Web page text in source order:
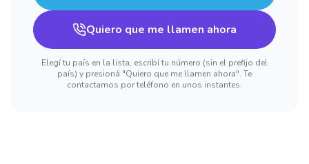
Quiero que me llamen ahora
Elegí tu país en la lista, escribí tu número (sin el prefijo del
país) y presioná "Quiero que me llamen ahora". Te
contactamos por teléfono en unos instantes.